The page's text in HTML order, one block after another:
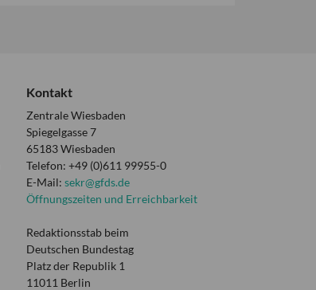
Kontakt
Zentrale Wiesbaden
Spiegelgasse 7
65183 Wiesbaden
Telefon: +49 (0)611 99955-0
E-Mail: sekr@gfds.de
Öffnungszeiten und Erreichbarkeit
Redaktionsstab beim
Deutschen Bundestag
Platz der Republik 1
11011 Berlin